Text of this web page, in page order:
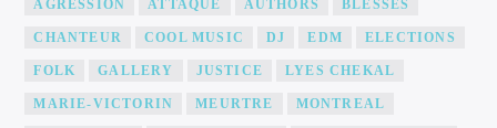
AGRESSION ATTAQUE AUTHORS BLESSES
CHANTEUR COOL MUSIC DJ EDM ELECTIONS
FOLK GALLERY JUSTICE LYES CHEKAL
MARIE-VICTORIN MEURTRE MONTREAL